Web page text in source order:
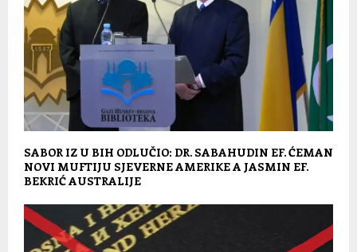
SABOR IZ U BIH ODLUČIO: DR. SABAHUDIN EF. ĆEMAN
NOVI MUFTIJU SJEVERNE AMERIKE A JASMIN EF.
BEKRIĆ AUSTRALIJE